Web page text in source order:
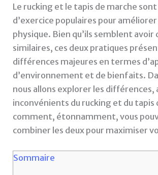
Le rucking et le tapis de marche
d’exercice populaires pour
physique. Bien qu’ils semblent
similaires, ces deux pratiques
différences majeures en termes
d’environnement et de bienfaits.
nous allons explorer les différences,
inconvénients du rucking et du tapis
comment, étonnamment, vous
combiner les deux pour maximiser
Sommaire